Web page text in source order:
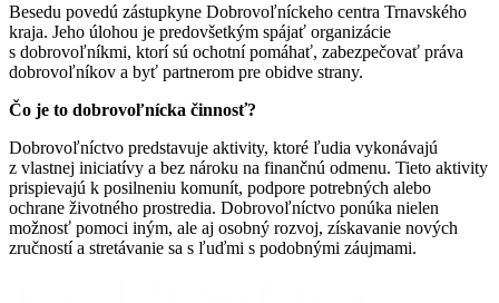
Besedu povedú zástupkyne Dobrovoľníckeho centra Trnavského
kraja. Jeho úlohou je predovšetkým spájať organizácie
s dobrovoľníkmi, ktorí sú ochotní pomáhať, zabezpečovať práva
dobrovoľníkov a byť partnerom pre obidve strany.
Čo je to dobrovoľnícka činnosť?
Dobrovoľníctvo predstavuje aktivity, ktoré ľudia vykonávajú
z vlastnej iniciatívy a bez nároku na finančnú odmenu. Tieto aktivity
prispievajú k posilneniu komunít, podpore potrebných alebo
ochrane životného prostredia. Dobrovoľníctvo ponúka nielen
možnosť pomoci iným, ale aj osobný rozvoj, získavanie nových
zručností a stretávanie sa s ľuďmi s podobnými záujmami.